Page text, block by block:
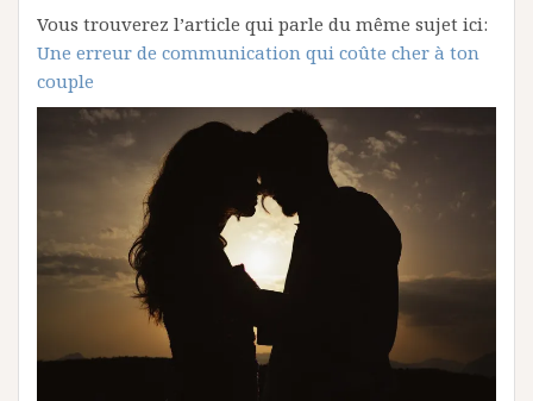
Vous trouverez l’article qui parle du même sujet ici:
Une erreur de communication qui coûte cher à ton
couple